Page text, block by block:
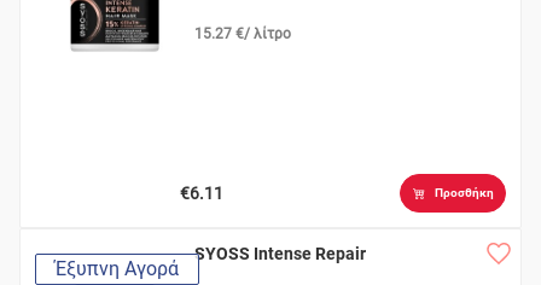
15.27 €/ λίτρο
€6.11 Προσθήκη
Έξυπνη Αγορά
SYOSS Intense Repair